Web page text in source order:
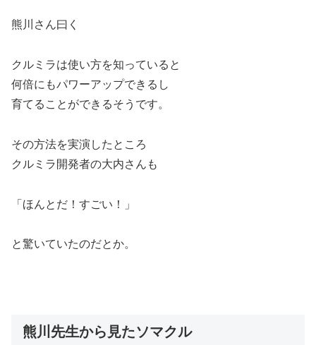
熊川さん曰く
クルミラは使い方を知っていると
何倍にもパワーアップできるし
育てることができるそうです。
その方法を実演したところ
クルミラ開発者の大内さんも
「ほんとだ！すごい！」
と驚いていたのだとか。
熊川先生から見たソマクル